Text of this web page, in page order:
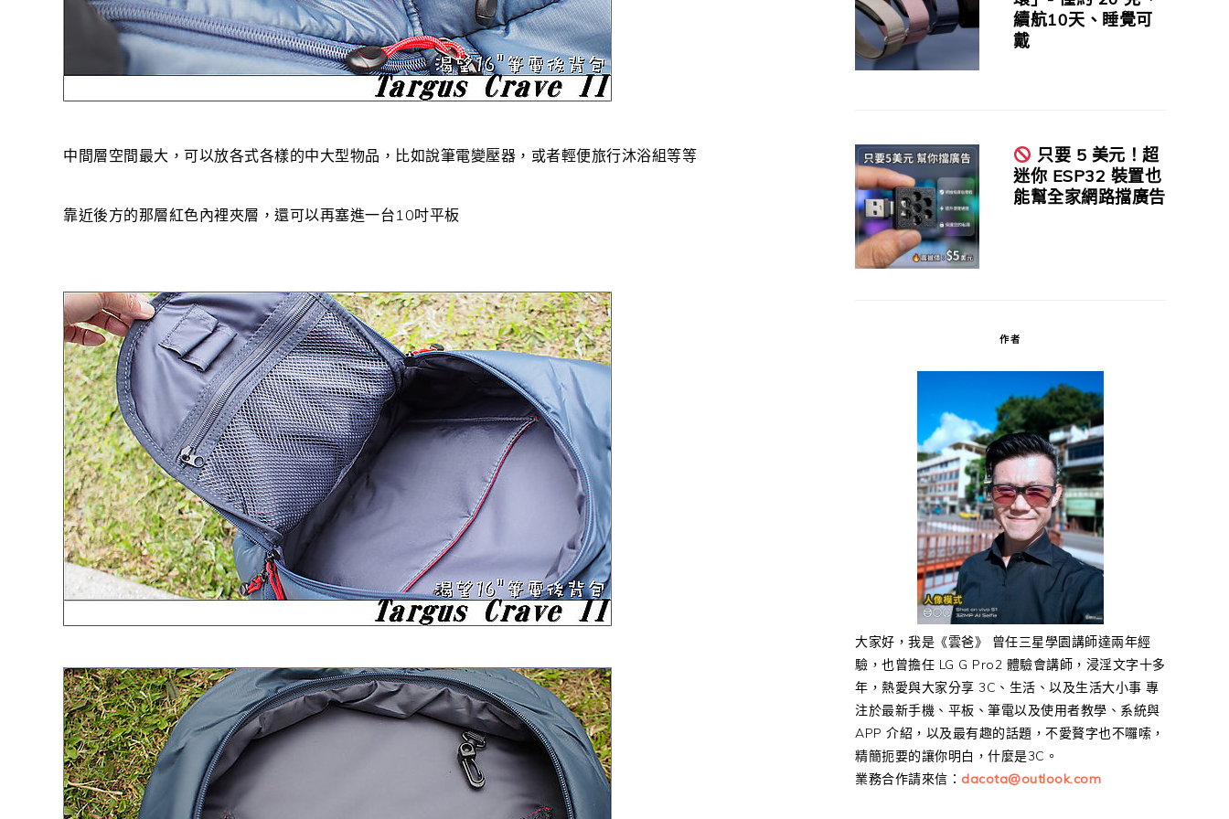
中間層空間最大，可以放各式各樣的中大型物品，比如說筆電變壓器，或者輕便旅行沐浴組等等
靠近後方的那層紅色內裡夾層，還可以再塞進一台10吋平板
續航10天、睡覺可
戴
只要 5 美元！超
迷你 ESP32 裝置也
能幫全家網路擋廣告
作者
大家好，我是《雲爸》 曾任三星學園講師達兩年經
驗，也曾擔任 LG G Pro2 體驗會講師，浸淫文字十多
年，熱愛與大家分享 3C、生活、以及生活大小事 專
注於最新手機、平板、筆電以及使用者教學、系統與
APP 介紹，以及最有趣的話題，不愛贅字也不囉嗦，
精簡扼要的讓你明白，什麼是3C。
業務合作請來信： dacota@outlook.com